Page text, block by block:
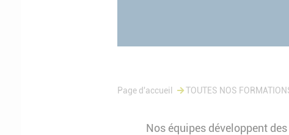
Page d'accueil TOUTES NOS
Nos équipes développent